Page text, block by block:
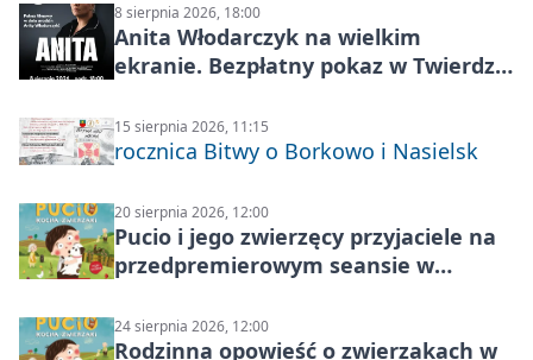
8 sierpnia 2026, 18:00
Anita Włodarczyk na wielkim
ekranie. Bezpłatny pokaz w Twierdzy
15 sierpnia 2026, 11:15
rocznica Bitwy o Borkowo i Nasielsk
20 sierpnia 2026, 12:00
Pucio i jego zwierzęcy przyjaciele na
przedpremierowym seansie w
24 sierpnia 2026, 12:00
Rodzinna opowieść o zwierzakach w